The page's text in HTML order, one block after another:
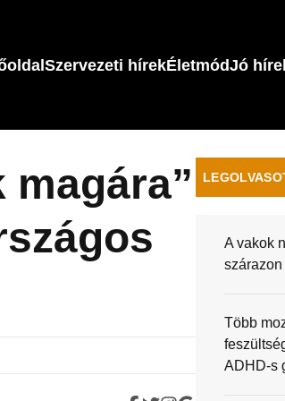
Szervezeti hírekÉletmódJó
magára”
A vakok
szárazon
Több
ADHD-s